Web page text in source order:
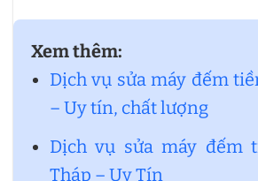
Xem thêm:
Dịch vụ sửa máy đếm
– Uy tín, chất lượng
Dịch vụ sửa máy đếm
Tháp – Uy Tín